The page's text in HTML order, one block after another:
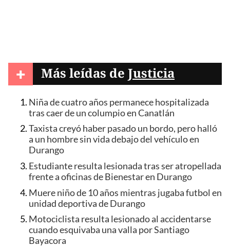
+ Más leídas de Justicia
Niña de cuatro años permanece hospitalizada
tras caer de un columpio en Canatlán
Taxista creyó haber pasado un bordo, pero halló
a un hombre sin vida debajo del vehículo en
Durango
Estudiante resulta lesionada tras ser atropellada
frente a oficinas de Bienestar en Durango
Muere niño de 10 años mientras jugaba futbol en
unidad deportiva de Durango
Motociclista resulta lesionado al accidentarse
cuando esquivaba una valla por Santiago
Bayacora